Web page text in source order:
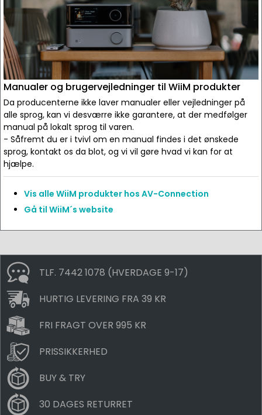
Manualer og brugervejledninger til WiiM produkter
Da producenterne ikke laver manualer eller vejledninger på
alle sprog, kan vi desværre ikke garantere, at der medfølger
manual på lokalt sprog til varen.
- Såfremt du er i tvivl om en manual findes i det ønskede
sprog, kontakt os da blot, og vi vil gøre hvad vi kan for at
hjælpe.
Vis alle WiiM produkter hos AV-Connection
Gå til WiiM´s website
TLF. 7442 1078 (HVERDAGE 9-17)
HURTIG LEVERING FRA 39 KR
FRI FRAGT OVER 995 KR
PRISSIKKERHED
BUY & TRY
30 DAGES RETURRET